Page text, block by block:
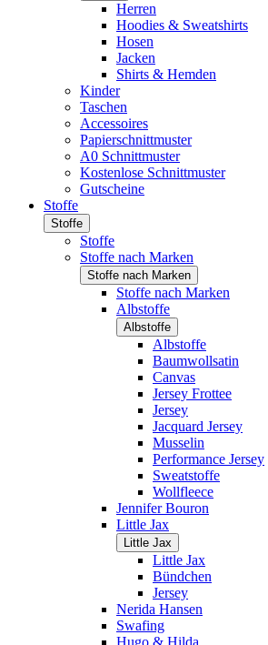
Herren
Hoodies & Sweatshirts
Hosen
Jacken
Shirts & Hemden
Kinder
Taschen
Accessoires
Papierschnittmuster
A0 Schnittmuster
Kostenlose Schnittmuster
Gutscheine
Stoffe
Stoffe
Stoffe
Stoffe nach Marken
Stoffe nach Marken
Stoffe nach Marken
Albstoffe
Albstoffe
Albstoffe
Baumwollsatin
Canvas
Jersey Frottee
Jersey
Jacquard Jersey
Musselin
Performance Jersey
Sweatstoffe
Wollfleece
Jennifer Bouron
Little Jax
Little Jax
Little Jax
Bündchen
Jersey
Nerida Hansen
Swafing
Hugo & Hilda